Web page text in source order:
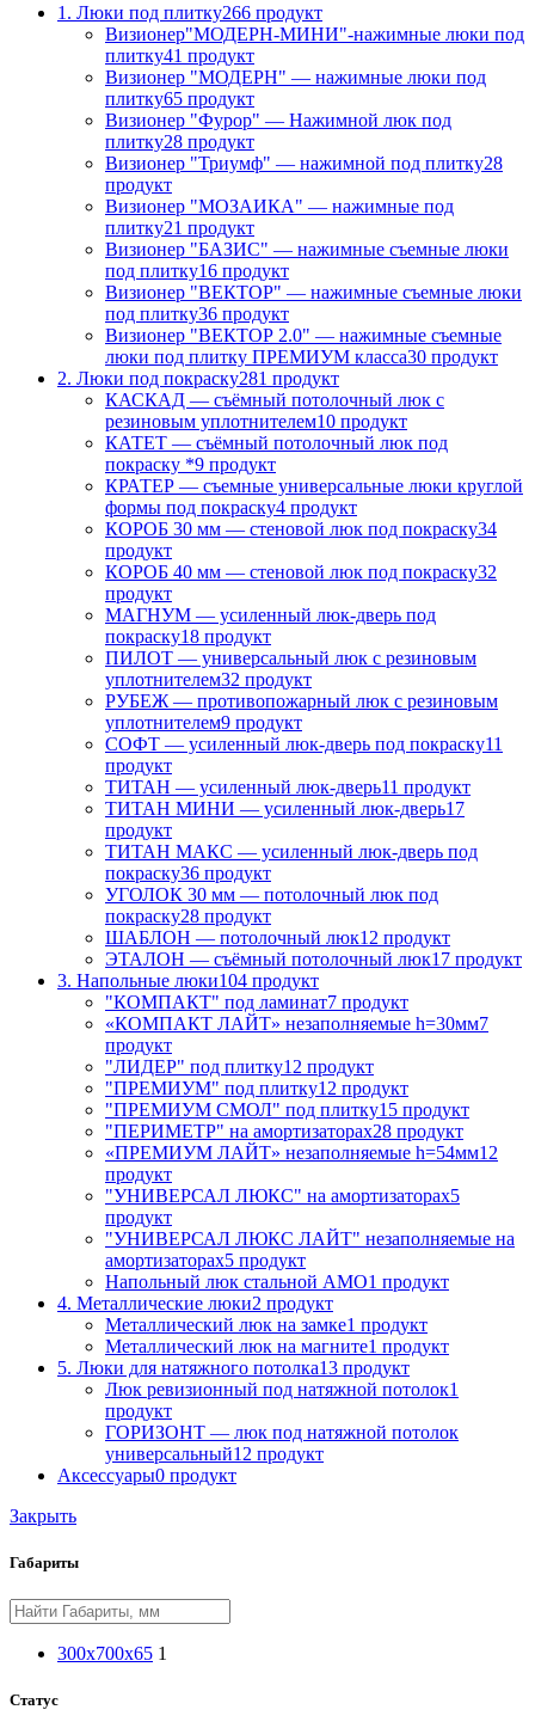
1. Люки под плитку266 продукт
Визионер"МОДЕРН-МИНИ"-нажимные люки под
плитку41 продукт
Визионер "МОДЕРН" — нажимные люки под
плитку65 продукт
Визионер "Фурор" — Нажимной люк под
плитку28 продукт
Визионер "Триумф" — нажимной под плитку28
продукт
Визионер "МОЗАИКА" — нажимные под
плитку21 продукт
Визионер "БАЗИС" — нажимные съемные люки
под плитку16 продукт
Визионер "ВЕКТОР" — нажимные съемные люки
под плитку36 продукт
Визионер "ВЕКТОР 2.0" — нажимные съемные
люки под плитку ПРЕМИУМ класса30 продукт
2. Люки под покраску281 продукт
КАСКАД — съёмный потолочный люк с
резиновым уплотнителем10 продукт
КАТЕТ — съёмный потолочный люк под
покраску *9 продукт
КРАТЕР — съемные универсальные люки круглой
формы под покраску4 продукт
КОРОБ 30 мм — стеновой люк под покраску34
продукт
КОРОБ 40 мм — стеновой люк под покраску32
продукт
МАГНУМ — усиленный люк-дверь под
покраску18 продукт
ПИЛОТ — универсальный люк с резиновым
уплотнителем32 продукт
РУБЕЖ — противопожарный люк с резиновым
уплотнителем9 продукт
СОФТ — усиленный люк-дверь под покраску11
продукт
ТИТАН — усиленный люк-дверь11 продукт
ТИТАН МИНИ — усиленный люк-дверь17
продукт
ТИТАН МАКС — усиленный люк-дверь под
покраску36 продукт
УГОЛОК 30 мм — потолочный люк под
покраску28 продукт
ШАБЛОН — потолочный люк12 продукт
ЭТАЛОН — съёмный потолочный люк17 продукт
3. Напольные люки104 продукт
"КОМПАКТ" под ламинат7 продукт
«КОМПАКТ ЛАЙТ» незаполняемые h=30мм7
продукт
"ЛИДЕР" под плитку12 продукт
"ПРЕМИУМ" под плитку12 продукт
"ПРЕМИУМ СМОЛ" под плитку15 продукт
"ПЕРИМЕТР" на амортизаторах28 продукт
«ПРЕМИУМ ЛАЙТ» незаполняемые h=54мм12
продукт
"УНИВЕРСАЛ ЛЮКС" на амортизаторах5
продукт
"УНИВЕРСАЛ ЛЮКС ЛАЙТ" незаполняемые на
амортизаторах5 продукт
Напольный люк стальной АМО1 продукт
4. Металлические люки2 продукт
Металлический люк на замке1 продукт
Металлический люк на магните1 продукт
5. Люки для натяжного потолка13 продукт
Люк ревизионный под натяжной потолок1
продукт
ГОРИЗОНТ — люк под натяжной потолок
универсальный12 продукт
Аксессуары0 продукт
Закрыть
Габариты
300х700х65 1
Статус